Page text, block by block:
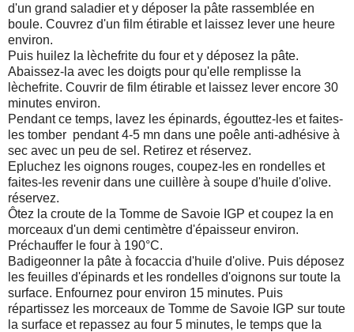
d'un grand saladier et y déposer la pâte rassemblée en
boule. Couvrez d'un film étirable et laissez lever une heure
environ.
Puis huilez la lèchefrite du four et y déposez la pâte.
Abaissez-la avec les doigts pour qu'elle remplisse la
lèchefrite. Couvrir de film étirable et laissez lever encore 30
minutes environ.
Pendant ce temps, lavez les épinards, égouttez-les et faites-
les tomber pendant 4-5 mn dans une poêle anti-adhésive à
sec avec un peu de sel. Retirez et réservez.
Epluchez les oignons rouges, coupez-les en rondelles et
faites-les revenir dans une cuillère à soupe d'huile d'olive.
réservez.
Ôtez la croute de la Tomme de Savoie IGP et coupez la en
morceaux d'un demi centimètre d'épaisseur environ.
Préchauffer le four à 190°C.
Badigeonner la pâte à focaccia d'huile d'olive. Puis déposez
les feuilles d'épinards et les rondelles d'oignons sur toute la
surface. Enfournez pour environ 15 minutes. Puis
répartissez les morceaux de Tomme de Savoie IGP sur toute
la surface et repassez au four 5 minutes, le temps que la